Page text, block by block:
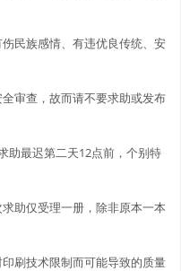
民族感情、有违优良传统、安
审查，故而请不要求助或发布
助最迟第二天12点前，个别特
助仅受理一册，除非原本一本
刷技术限制而可能导致的质量